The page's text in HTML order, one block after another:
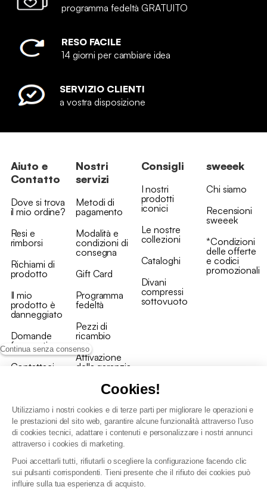
Continua senza consenso
Cookies!
Utilizziamo i nostri cookies e di terze parti per migliorare le operazioni e
le prestazioni del sito web, garantire alcune funzionalità attraverso l'uso
di cookies tecnici, adattare i contenuti e personalizzare i nostri annunci
attraverso i cookies di marketing.
Puoi accettarli tutti, rifiutarli o scegliere la configurazione facendo clic
sui pulsanti corrispondenti. Tieni presente che il rifiuto dei cookies può
influire sulla tua esperienza di acquisto.
programma fedeltà GRATUITO
RESO FACILE
14 giorni per cambiare idea
SERVIZIO CLIENTI
a vostra disposizione
Aiuto e
Contatto
Dove si trova
il mio ordine?
Resi e
rimborsi
Richiami di
prodotto
Il mio
prodotto è
danneggiato
Domande
frequenti
Contattaci
Nostri
servizi
Metodi di
pagamento
Modalità e
condizioni di
consegna
Gift Card
Programma
fedeltà
Pezzi di
ricambio
Attivazione
della garanzia
Consigli
I nostri
prodotti
iconici
Le nostre
collezioni
Cataloghi
Divani
compressi
sottovuoto
sweeek
Chi siamo
Recensioni
sweeek
*Condizioni
delle offerte
e codici
promozionali
Condizioni generali vendita
Politica di gestione dei dati personali e dei cookie
Condizioni generali di vendita per clienti professionali
Dichiarazione di accessibilità